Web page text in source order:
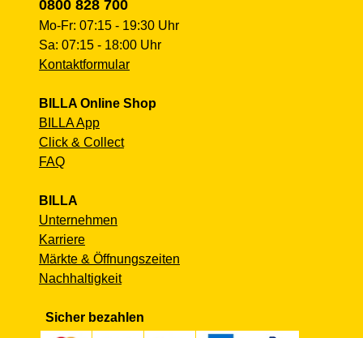
0800 828 700
Mo-Fr: 07:15 - 19:30 Uhr
Sa: 07:15 - 18:00 Uhr
Kontaktformular
BILLA Online Shop
BILLA App
Click & Collect
FAQ
BILLA
Unternehmen
Karriere
Märkte & Öffnungszeiten
Nachhaltigkeit
Sicher bezahlen